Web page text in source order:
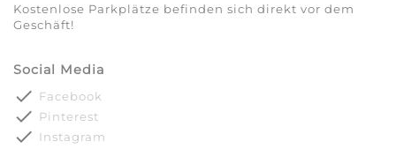
Kostenlose Parkplätze befinden sich direkt vor dem
Geschäft!
Social Media
done Facebook
done Pinterest
done Instagram